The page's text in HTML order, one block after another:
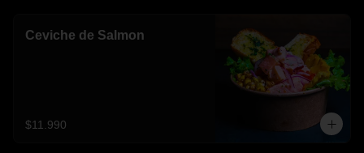
Ceviche de Salmon
$11.990